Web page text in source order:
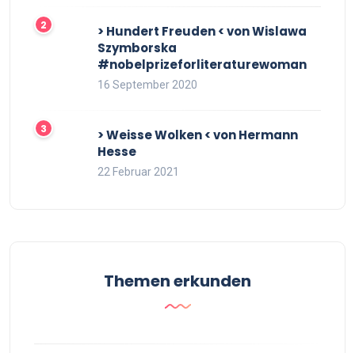
> Hundert Freuden < von Wislawa
Szymborska
#nobelprizeforliteraturewoman
16 September 2020
> Weisse Wolken < von Hermann
Hesse
22 Februar 2021
Themen erkunden